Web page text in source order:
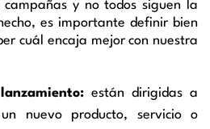
y no todos siguen la
es importante definir bien
cuál encaja mejor con nuestra
están dirigidas a
nuevo producto, servicio o